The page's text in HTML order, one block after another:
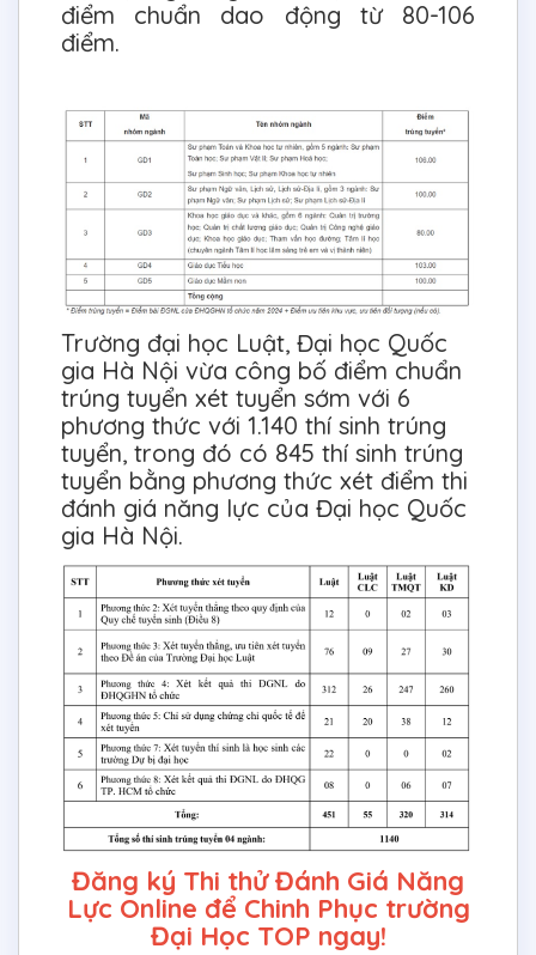
điểm chuẩn dao động từ 80-106
điểm.
Trường đại học Luật, Đại học Quốc
gia Hà Nội vừa công bố điểm chuẩn
trúng tuyển xét tuyển sớm với 6
phương thức với 1.140 thí sinh trúng
tuyển, trong đó có 845 thí sinh trúng
tuyển bằng phương thức xét điểm thi
đánh giá năng lực của Đại học Quốc
gia Hà Nội.
Đăng ký Thi thử Đánh Giá Năng
Lực Online để Chinh Phục trường
Đại Học TOP ngay!